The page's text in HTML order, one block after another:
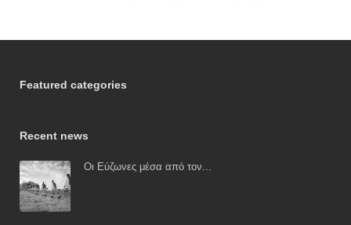
Featured categories
Recent news
Οι Εύζωνες μέσα από τον...